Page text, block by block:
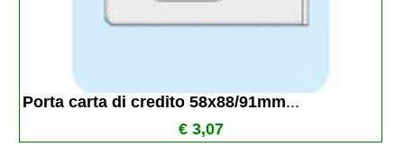
Porta carta di credito 58x88/91mm...
€ 3,07